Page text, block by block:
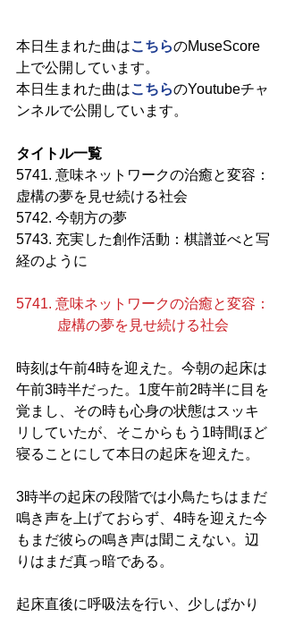
本日生まれた曲はこちらのMuseScore
上で公開しています。
本日生まれた曲はこちらのYoutubeチャ
ンネルで公開しています。
タイトル一覧
5741. 意味ネットワークの治癒と変容：
虚構の夢を見せ続ける社会
5742. 今朝方の夢
5743. 充実した創作活動：棋譜並べと写
経のように
5741. 意味ネットワークの治癒と変容：
虚構の夢を見せ続ける社会
時刻は午前4時を迎えた。今朝の起床は
午前3時半だった。1度午前2時半に目を
覚まし、その時も心身の状態はスッキ
リしていたが、そこからもう1時間ほど
寝ることにして本日の起床を迎えた。
3時半の起床の段階では小鳥たちはまだ
鳴き声を上げておらず、4時を迎えた今
もまだ彼らの鳴き声は聞こえない。辺
りはまだ真っ暗である。
起床直後に呼吸法を行い、少しばかり